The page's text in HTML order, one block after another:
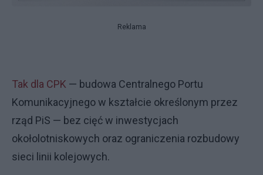
Reklama
Tak dla CPK — budowa Centralnego Portu
Komunikacyjnego w kształcie określonym przez
rząd PiS — bez cięć w inwestycjach
okołolotniskowych oraz ograniczenia rozbudowy
sieci linii kolejowych.